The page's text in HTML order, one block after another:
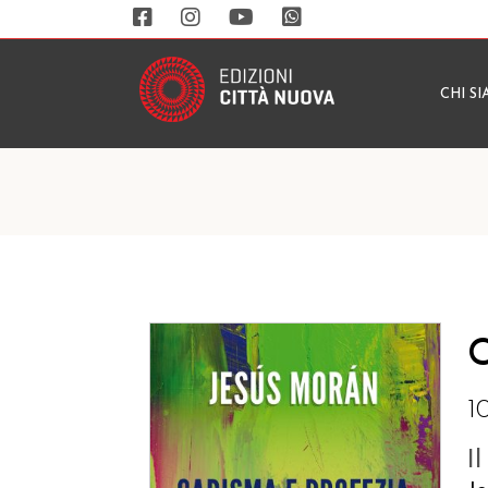
CHI
Il